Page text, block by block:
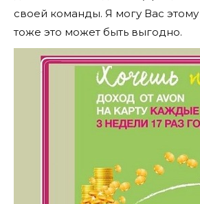
своей команды. Я могу Вас этому
тоже это может быть выгодно.